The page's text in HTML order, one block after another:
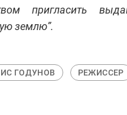
пригласить
землю”.
ГОДУНОВ РЕЖИССЕР